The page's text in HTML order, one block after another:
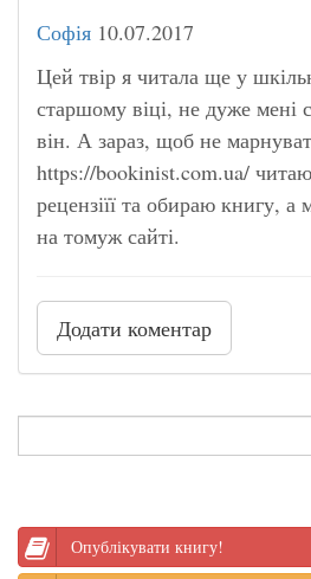
Софія 10.07.2017
Цей твір я читала ще у
старшому віці, не дуже мені
він. А зараз, щоб не
https://bookinist.com.ua/ читаю
рецензіїї та обираю книгу, а
на томуж сайті.
Додати коментар
Опублікувати книгу!